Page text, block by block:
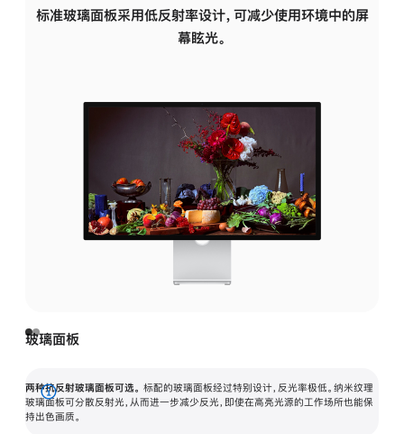
标准玻璃面板采用低反射率设计，可减少使用环境中的屏
幕眩光。
玻璃面板
两种抗反射玻璃面板可选。 标配的玻璃面板经过特别设计，反光率极低。纳米纹理
玻璃面板可分散反射光，从而进一步减少反光，即使在高亮光源的工作场所也能保
持出色画质。
展
开